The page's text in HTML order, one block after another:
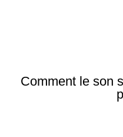
Comment le son